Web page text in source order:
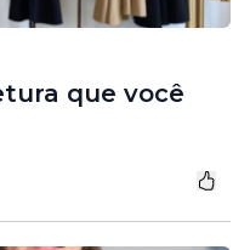
que você